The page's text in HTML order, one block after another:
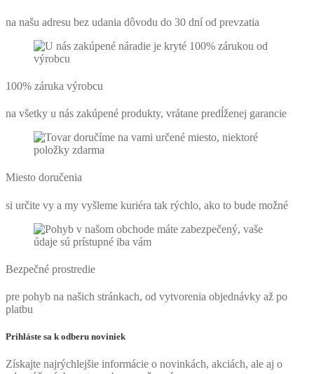
na našu adresu bez udania dôvodu do 30 dní od prevzatia
100% záruka výrobcu
na všetky u nás zakúpené produkty, vrátane predĺženej garancie
Miesto doručenia
si určite vy a my vyšleme kuriéra tak rýchlo, ako to bude možné
Bezpečné prostredie
pre pohyb na našich stránkach, od vytvorenia objednávky až po
platbu
Prihláste sa k odberu noviniek
Získajte najrýchlejšie informácie o novinkách, akciách, ale aj o